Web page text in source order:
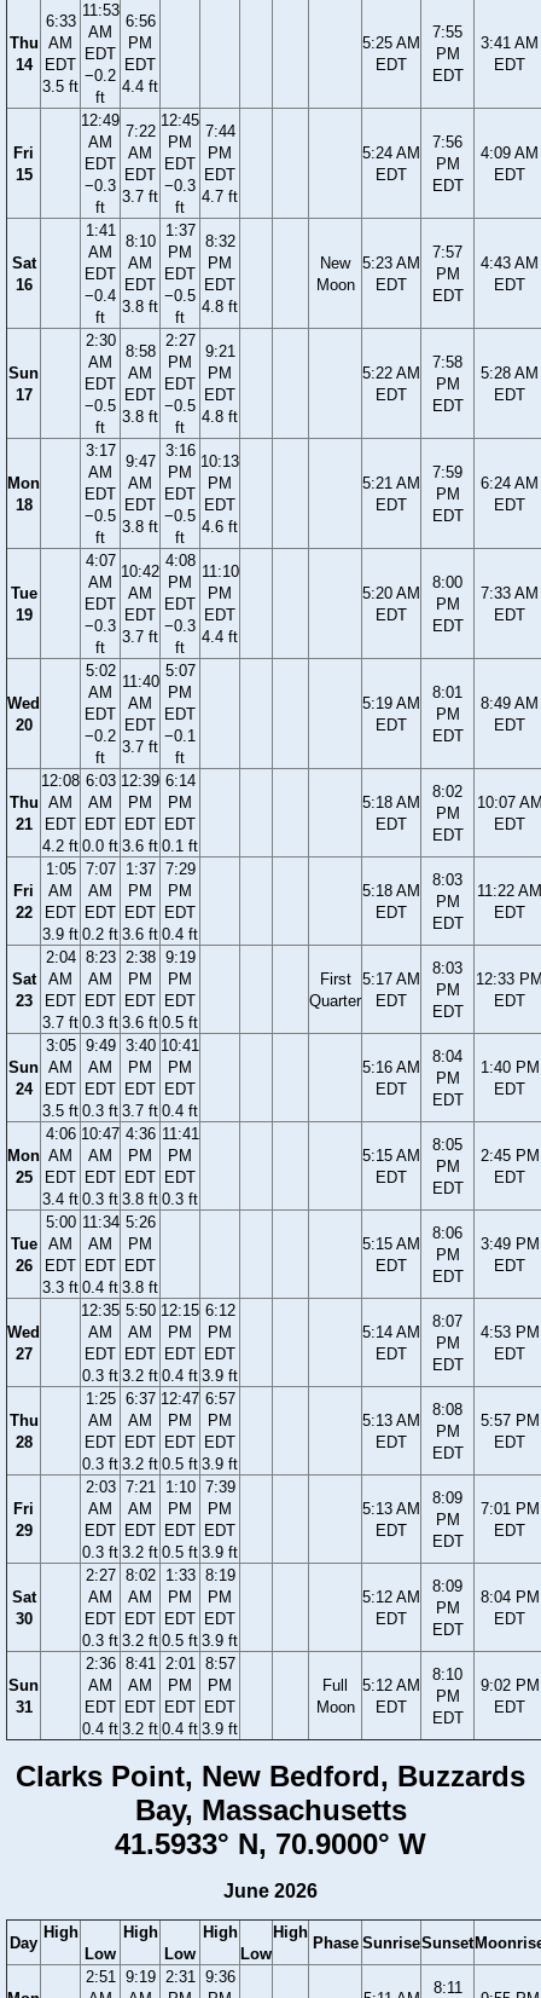
Thu
14
6:33
AM
EDT
3.5 ft
11:53
AM
EDT
−0.2
ft
6:56
PM
EDT
4.4 ft
5:25 AM
EDT
7:55
PM
EDT
3:41 AM
EDT
Fri
15
12:49
AM
EDT
−0.3
ft
7:22
AM
EDT
3.7 ft
12:45
PM
EDT
−0.3
ft
7:44
PM
EDT
4.7 ft
5:24 AM
EDT
7:56
PM
EDT
4:09 AM
EDT
Sat
16
1:41
AM
EDT
−0.4
ft
8:10
AM
EDT
3.8 ft
1:37
PM
EDT
−0.5
ft
8:32
PM
EDT
4.8 ft
New
Moon
5:23 AM
EDT
7:57
PM
EDT
4:43 AM
EDT
Sun
17
2:30
AM
EDT
−0.5
ft
8:58
AM
EDT
3.8 ft
2:27
PM
EDT
−0.5
ft
9:21
PM
EDT
4.8 ft
5:22 AM
EDT
7:58
PM
EDT
5:28 AM
EDT
Mon
18
3:17
AM
EDT
−0.5
ft
9:47
AM
EDT
3.8 ft
3:16
PM
EDT
−0.5
ft
10:13
PM
EDT
4.6 ft
5:21 AM
EDT
7:59
PM
EDT
6:24 AM
EDT
Tue
19
4:07
AM
EDT
−0.3
ft
10:42
AM
EDT
3.7 ft
4:08
PM
EDT
−0.3
ft
11:10
PM
EDT
4.4 ft
5:20 AM
EDT
8:00
PM
EDT
7:33 AM
EDT
Wed
20
5:02
AM
EDT
−0.2
ft
11:40
AM
EDT
3.7 ft
5:07
PM
EDT
−0.1
ft
5:19 AM
EDT
8:01
PM
EDT
8:49 AM
EDT
Thu
21
12:08
AM
EDT
4.2 ft
6:03
AM
EDT
0.0 ft
12:39
PM
EDT
3.6 ft
6:14
PM
EDT
0.1 ft
5:18 AM
EDT
8:02
PM
EDT
10:07
EDT
Fri
22
1:05
AM
EDT
3.9 ft
7:07
AM
EDT
0.2 ft
1:37
PM
EDT
3.6 ft
7:29
PM
EDT
0.4 ft
5:18 AM
EDT
8:03
PM
EDT
11:22 AM
EDT
Sat
23
2:04
AM
EDT
3.7 ft
8:23
AM
EDT
0.3 ft
2:38
PM
EDT
3.6 ft
9:19
PM
EDT
0.5 ft
First
Quarter
5:17 AM
EDT
8:03
PM
EDT
12:33
EDT
Sun
24
3:05
AM
EDT
3.5 ft
9:49
AM
EDT
0.3 ft
3:40
PM
EDT
3.7 ft
10:41
PM
EDT
0.4 ft
5:16 AM
EDT
8:04
PM
EDT
1:40 PM
EDT
Mon
25
4:06
AM
EDT
3.4 ft
10:47
AM
EDT
0.3 ft
4:36
PM
EDT
3.8 ft
11:41
PM
EDT
0.3 ft
5:15 AM
EDT
8:05
PM
EDT
2:45 PM
EDT
Tue
26
5:00
AM
EDT
3.3 ft
11:34
AM
EDT
0.4 ft
5:26
PM
EDT
3.8 ft
5:15 AM
EDT
8:06
PM
EDT
3:49 PM
EDT
Wed
27
12:35
AM
EDT
0.3 ft
5:50
AM
EDT
3.2 ft
12:15
PM
EDT
0.4 ft
6:12
PM
EDT
3.9 ft
5:14 AM
EDT
8:07
PM
EDT
4:53 PM
EDT
Thu
28
1:25
AM
EDT
0.3 ft
6:37
AM
EDT
3.2 ft
12:47
PM
EDT
0.5 ft
6:57
PM
EDT
3.9 ft
5:13 AM
EDT
8:08
PM
EDT
5:57 PM
EDT
Fri
29
2:03
AM
EDT
0.3 ft
7:21
AM
EDT
3.2 ft
1:10
PM
EDT
0.5 ft
7:39
PM
EDT
3.9 ft
5:13 AM
EDT
8:09
PM
EDT
7:01 PM
EDT
Sat
30
2:27
AM
EDT
0.3 ft
8:02
AM
EDT
3.2 ft
1:33
PM
EDT
0.5 ft
8:19
PM
EDT
3.9 ft
5:12 AM
EDT
8:09
PM
EDT
8:04 PM
EDT
Sun
31
2:36
AM
EDT
0.4 ft
8:41
AM
EDT
3.2 ft
2:01
PM
EDT
0.4 ft
8:57
PM
EDT
3.9 ft
Full
Moon
5:12 AM
EDT
8:10
PM
EDT
9:02 PM
EDT
Clarks Point, New Bedford, Buzzards
Bay, Massachusetts
41.5933° N, 70.9000° W
June 2026
Day
High
Low
High
Low
High
Low
High
Phase SunriseSunset
2:51
9:19
2:31
9:36
8:11